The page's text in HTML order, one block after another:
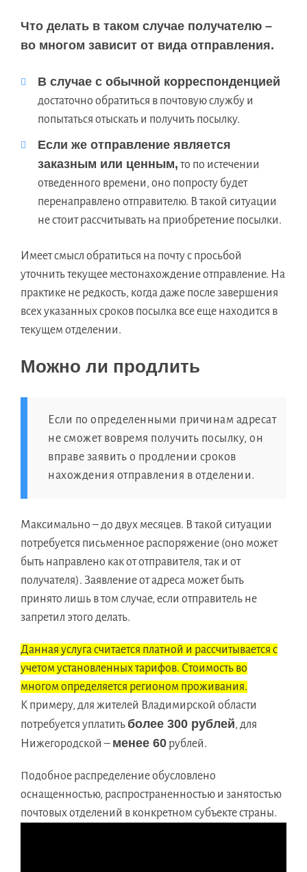
Что делать в таком случае получателю –
во многом зависит от вида отправления.
В случае с обычной корреспонденцией
достаточно обратиться в почтовую службу и
попытаться отыскать и получить посылку.
Если же отправление является
заказным или ценным, то по истечении
отведенного времени, оно попросту будет
перенаправлено отправителю. В такой ситуации
не стоит рассчитывать на приобретение посылки.
Имеет смысл обратиться на почту с просьбой
уточнить текущее местонахождение отправление. На
практике не редкость, когда даже после завершения
всех указанных сроков посылка все еще находится в
текущем отделении.
Можно ли продлить
Если по определенными причинам адресат
не сможет вовремя получить посылку, он
вправе заявить о продлении сроков
нахождения отправления в отделении.
Максимально – до двух месяцев. В такой ситуации
потребуется письменное распоряжение (оно может
быть направлено как от отправителя, так и от
получателя). Заявление от адреса может быть
принято лишь в том случае, если отправитель не
запретил этого делать.
Данная услуга считается платной и рассчитывается с
учетом установленных тарифов. Стоимость во
многом определяется регионом проживания.
К примеру, для жителей Владимирской области
потребуется уплатитьболее 300 рублей, для
Нижегородской – менее 60 рублей.
Подобное распределение обусловлено
оснащенностью, распространенностью и занятостью
почтовых отделений в конкретном субъекте страны.